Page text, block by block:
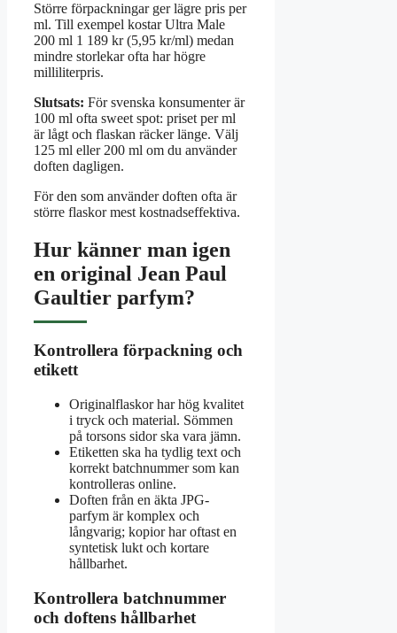
Större förpackningar ger lägre pris per
ml. Till exempel kostar Ultra Male
200 ml 1 189 kr (5,95 kr/ml) medan
mindre storlekar ofta har högre
milliliterpris.
Slutsats: För svenska konsumenter är
100 ml ofta sweet spot: priset per ml
är lågt och flaskan räcker länge. Välj
125 ml eller 200 ml om du använder
doften dagligen.
För den som använder doften ofta är
större flaskor mest kostnadseffektiva.
Hur känner man igen
en original Jean Paul
Gaultier parfym?
Kontrollera förpackning och
etikett
Originalflaskor har hög kvalitet
i tryck och material. Sömmen
på torsons sidor ska vara jämn.
Etiketten ska ha tydlig text och
korrekt batchnummer som kan
kontrolleras online.
Doften från en äkta JPG-
parfym är komplex och
långvarig; kopior har oftast en
syntetisk lukt och kortare
hållbarhet.
Kontrollera batchnummer
och doftens hållbarhet